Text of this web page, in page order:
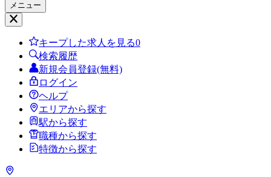
メニュー
キープした求人を見る0
検索履歴
新規会員登録(無料)
ログイン
ヘルプ
エリアから探す
駅から探す
職種から探す
特徴から探す